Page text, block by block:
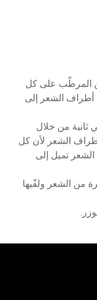
المرطّب على كل
الشعر إلى
من خلال
الشعر لأن كل
تميل إلى
من الشعر ولفّيها